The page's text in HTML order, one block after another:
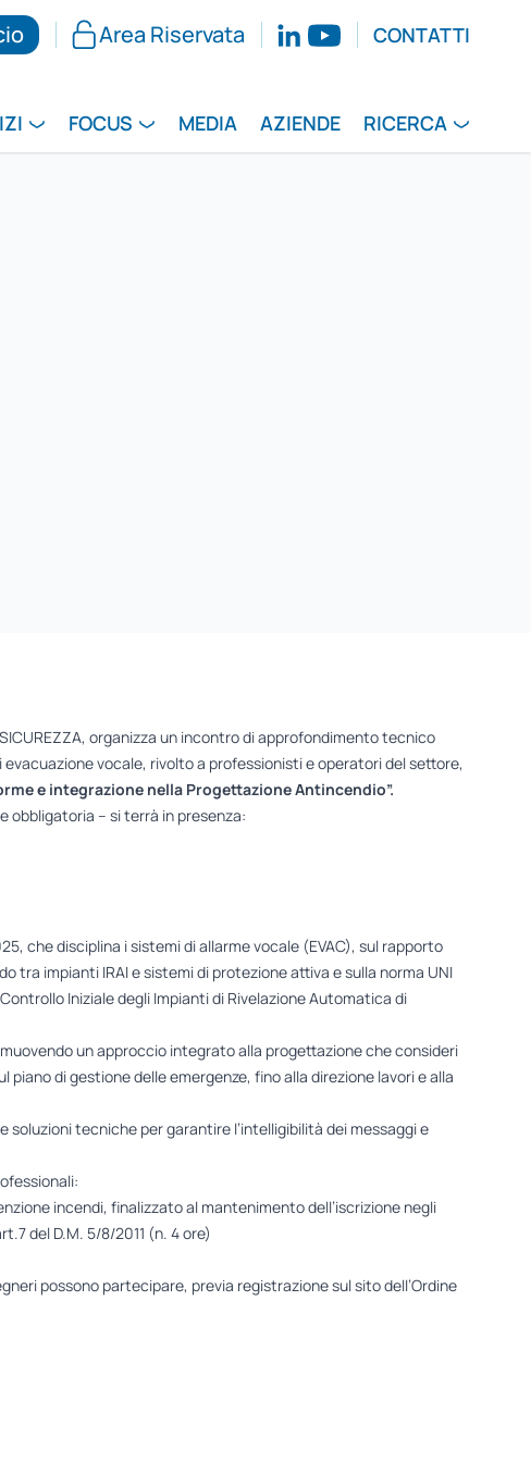
Area Riservata CONTATTI
FOCUS MEDIA AZIENDE RICERCA
organizza un incontro di approfondimento tecnico
vocale, rivolto a professionisti e operatori del settore,
e integrazione nella Progettazione Antincendio”.
obbligatoria – si terrà in presenza:
che disciplina i sistemi di allarme vocale (EVAC), sul rapporto
tra impianti IRAI e sistemi di protezione attiva e sulla norma UNI
Iniziale degli Impianti di Rivelazione Automatica di
un approccio integrato alla progettazione che consideri
di gestione delle emergenze, fino alla direzione lavori e alla
tecniche per garantire l’intelligibilità dei messaggi e
incendi, finalizzato al mantenimento dell’iscrizione negli
del D.M. 5/8/2011 (n. 4 ore)
possono partecipare, previa registrazione sul sito dell’Ordine